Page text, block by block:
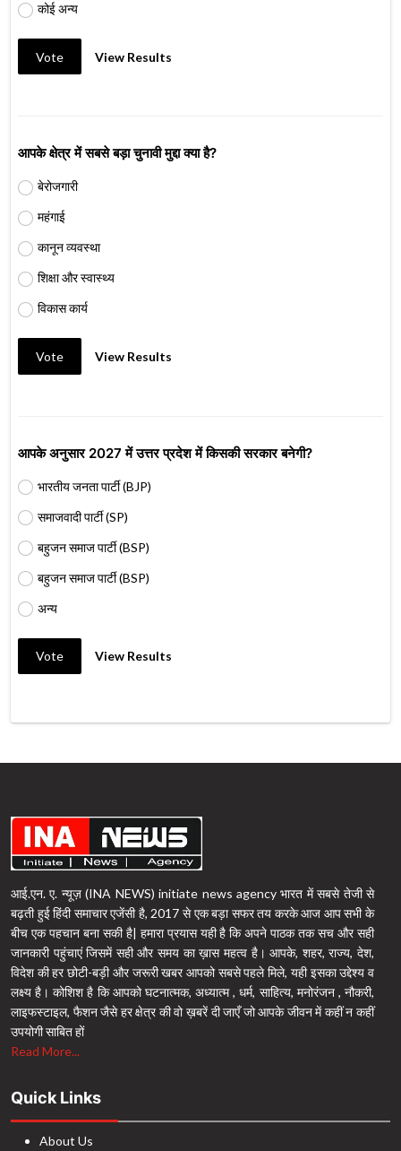
कोई अन्य
Vote View Results
आपके क्षेत्र में सबसे बड़ा चुनावी मुद्दा क्या है?
बेरोजगारी
महंगाई
कानून व्यवस्था
शिक्षा और स्वास्थ्य
विकास कार्य
Vote View Results
आपके अनुसार 2027 में उत्तर प्रदेश में किसकी सरकार बनेगी?
भारतीय जनता पार्टी (BJP)
समाजवादी पार्टी (SP)
बहुजन समाज पार्टी (BSP)
बहुजन समाज पार्टी (BSP)
अन्य
Vote View Results
आई.एन. ए. न्यूज़ (INA NEWS) initiate news agency भारत में सबसे तेजी से
बढ़ती हुई हिंदी समाचार एजेंसी है, 2017 से एक बड़ा सफर तय करके आज आप सभी के
बीच एक पहचान बना सकी है| हमारा प्रयास यही है कि अपने पाठक तक सच और सही
जानकारी पहुंचाएं जिसमें सही और समय का ख़ास महत्व है। आपके, शहर, राज्य, देश,
विदेश की हर छोटी-बड़ी और जरूरी खबर आपको सबसे पहले मिले, यही इसका उद्देश्य व
लक्ष्य है। कोशिश है कि आपको घटनात्मक, अध्यात्म , धर्म, साहित्य, मनोरंजन , नौकरी,
लाइफस्टाइल, फैशन जैसे हर क्षेत्र की वो ख़बरें दी जाएँ जो आपके जीवन में कहीं न कहीं
उपयोगी साबित हों
Read More...
Quick Links
About Us